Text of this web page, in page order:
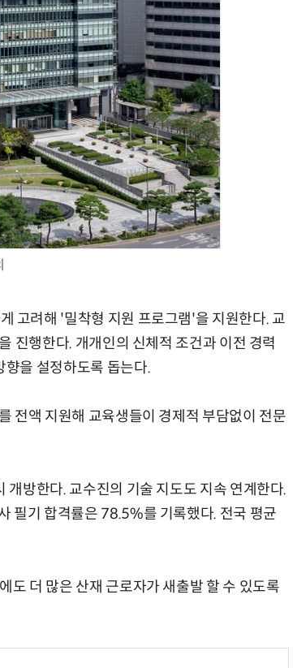
고려해 '밀착형 지원 프로그램'을 지원한다. 교
진행한다. 개개인의 신체적 조건과 이전 경력
향을 설정하도록 돕는다.
전액 지원해 교육생들이 경제적 부담없이 전문
방한다. 교수진의 기술 지도도 지속 연계한다.
필기 합격률은 78.5%를 기록했다. 전국 평균
도 더 많은 산재 근로자가 새출발 할 수 있도록